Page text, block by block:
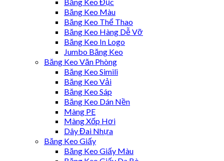
Băng Keo Màu
Băng Keo Thể Thao
Băng Keo Hàng Dễ Vỡ
Băng Keo In Logo
Jumbo Băng Keo
Băng Keo Văn Phòng
Băng Keo Simili
Băng Keo Vải
Băng Keo Sáp
Băng Keo Dán Nền
Màng PE
Màng Xốp Hơi
Dây Đai Nhựa
Băng Keo Giấy
Băng Keo Giấy Màu